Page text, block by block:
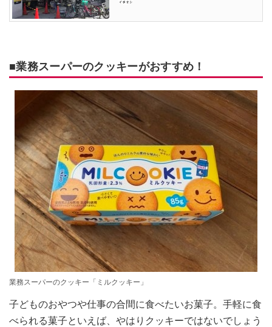
■業務スーパーのクッキーがおすすめ！
業務スーパーのクッキー「ミルクッキー」
子どものおやつや仕事の合間に食べたいお菓子。手軽に食
べられる菓子といえば、やはりクッキーではないでしょう